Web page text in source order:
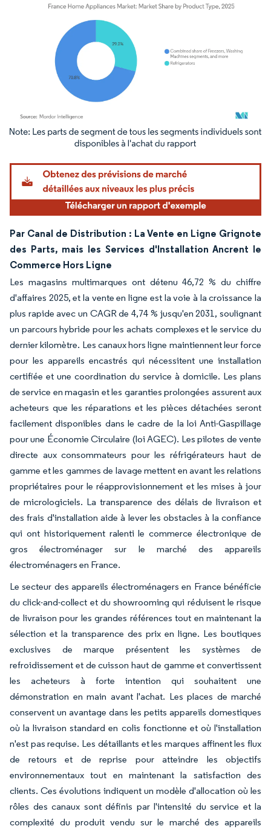
Image © Mordor Intelligence. La réutilisation nécessite une attribution sous CC BY
Par Canal de Distribution : La Vente en Ligne Grignote
des Parts, mais les Services d'Installation Ancrent le
Commerce Hors Ligne
Les magasins multimarques ont détenu 46,72 % du chiffre
d'affaires 2025, et la vente en ligne est la voie à la croissance la
plus rapide avec un CAGR de 4,74 % jusqu'en 2031, soulignant
un parcours hybride pour les achats complexes et le service du
dernier kilomètre. Les canaux hors ligne maintiennent leur force
pour les appareils encastrés qui nécessitent une installation
certifiée et une coordination du service à domicile. Les plans
de service en magasin et les garanties prolongées assurent aux
acheteurs que les réparations et les pièces détachées seront
facilement disponibles dans le cadre de la loi Anti-Gaspillage
pour une Économie Circulaire (loi AGEC). Les pilotes de vente
directe aux consommateurs pour les réfrigérateurs haut de
gamme et les gammes de lavage mettent en avant les relations
propriétaires pour le réapprovisionnement et les mises à jour
de micrologiciels. La transparence des délais de livraison et
des frais d'installation aide à lever les obstacles à la confiance
qui ont historiquement ralenti le commerce électronique de
gros électroménager sur le marché des appareils
électroménagers en France.
Le secteur des appareils électroménagers en France bénéficie
du click-and-collect et du showrooming qui réduisent le risque
de livraison pour les grandes références tout en maintenant la
sélection et la transparence des prix en ligne. Les boutiques
exclusives de marque présentent les systèmes de
refroidissement et de cuisson haut de gamme et convertissent
les acheteurs à forte intention qui souhaitent une
démonstration en main avant l'achat. Les places de marché
conservent un avantage dans les petits appareils domestiques
où la livraison standard en colis fonctionne et où l'installation
n'est pas requise. Les détaillants et les marques affinent les flux
de retours et de reprise pour atteindre les objectifs
environnementaux tout en maintenant la satisfaction des
clients. Ces évolutions indiquent un modèle d'allocation où les
rôles des canaux sont définis par l'intensité du service et la
complexité du produit vendu sur le marché des appareils